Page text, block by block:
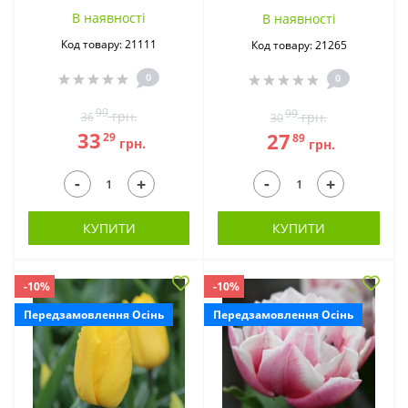
В наявностi
Код товару: 21111
0
3699грн.
3329грн.
- +
КУПИТИ
В наявностi
Код товару: 21265
0
3099грн.
2789 грн.
- +
КУПИТИ
-10%
Передзамовлення Осінь
-10%
Передзамовлення Осінь